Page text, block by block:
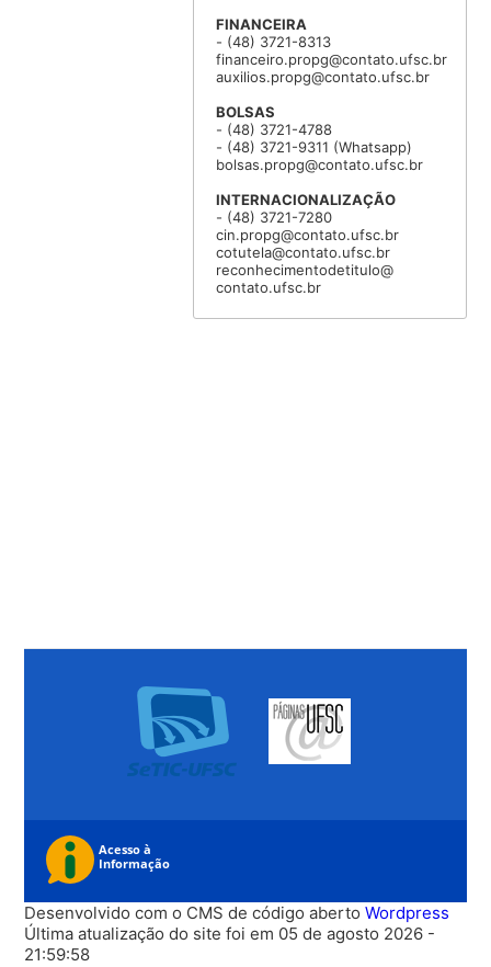
FINANCEIRA
- (48) 3721-8313
financeiro.propg@contato.ufsc.br
auxilios.propg@contato.ufsc.br
BOLSAS
- (48) 3721-4788
- (48) 3721-9311 (Whatsapp)
bolsas.propg@contato.ufsc.br
INTERNACIONALIZAÇÃO
- (48) 3721-7280
cin.propg@contato.ufsc.br
cotutela@contato.ufsc.br
reconhecimentodetitulo@
contato.ufsc.br
Desenvolvido com o CMS de código abertoWordpress
Última atualização do site foi em 05 de agosto 2026 -
21:59:58